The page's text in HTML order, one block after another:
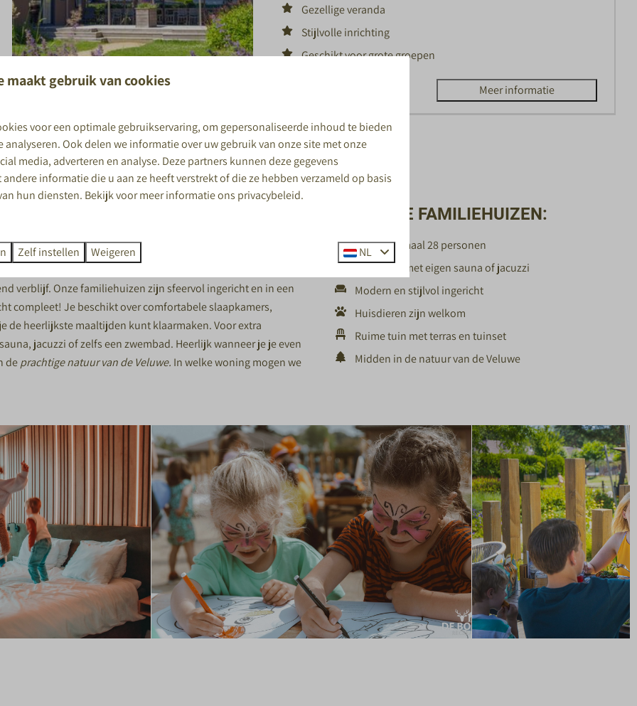
Gezellige veranda
Stijlvolle inrichting
Geschikt voor grote groepen
Meer informatie
Meer resultaten (16)
VOOR DE HELE
verblijf. Onze familiehuizen zijn sfeervol ingericht en in een
compleet! Je beschikt over comfortabele slaapkamers,
de heerlijkste maaltijden kunt klaarmaken. Voor extra
, jacuzzi of zelfs een zwembad. Heerlijk wanneer je je even
deprachtige natuur van de Veluwe. In welke woning mogen we
OVER ONZE FAMILIEHUIZEN:
Voor maximaal 28 personen
Optioneel met eigen sauna of jacuzzi
Modern en stijlvol ingericht
Huisdieren zijn welkom
Ruime tuin met terras en tuinset
Midden in de natuur van de Veluwe
maakt gebruik van cookies
voor een optimale gebruikservaring, om gepersonaliseerde inhoud te bieden
analyseren. Ook delen we informatie over uw gebruik van onze site met onze
media, adverteren en analyse. Deze partners kunnen deze gegevens
informatie die u aan ze heeft verstrekt of die ze hebben verzameld op basis
hun diensten. Bekijk voor meer informatie ons privacybeleid.
Zelf instellen Weigeren NL